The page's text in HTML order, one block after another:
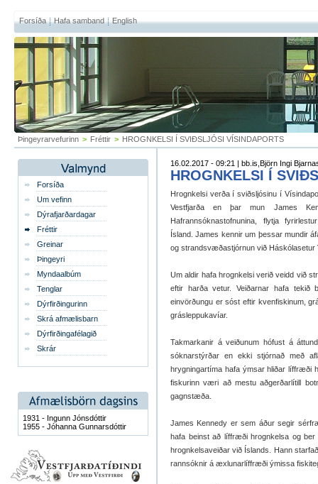
Forsíða Hafa samband English
Þingeyrarvefurinn > Fréttir > HROGNKELSI Í SVIÐSLJÓSI VÍSINDAPORTS
Forsíða
Um vefinn
Dýrafjarðardagar
Fréttir
Greinar
Þingeyri
Myndaalbúm
Tenglar
Dýrfirðingurinn
Skrá afmælisbarn
Dýrfirðingafélagið
Skrár
1931 - Ingunn Jónsdóttir
1955 - Jóhanna Gunnarsdóttir
16.02.2017 - 09:21 | bb.is,Björn Ingi
HROGNKELSI Í
Hrognkelsi verða í sviðsljósinu í
Vestfjarða en þar mun James
Hafrannsóknastofnunina, flytja
Ísland. James kennir um þessar mundir
og strandsvæðastjórnun við Háskólasetur
Um aldir hafa hrognkelsi verið veidd við
eftir harða vetur. Veiðarnar hafa
einvörðungu er sóst eftir kvenfiskinum,
grásleppukavíar.
Takmarkanir á veiðunum hófust á
sóknarstýrðar en ekki stjórnað með
hrygningartíma hafa ýmsar hliðar líffræði
fiskurinn væri að mestu aðgerðarlítill
gagnstæða.
James Kennedy er sem áður segir
hafa beinst að líffræði hrognkelsa og ber
hrognkelsaveiðar við Íslands. Hann
rannsóknir á æxlunarlíffræði ýmissa